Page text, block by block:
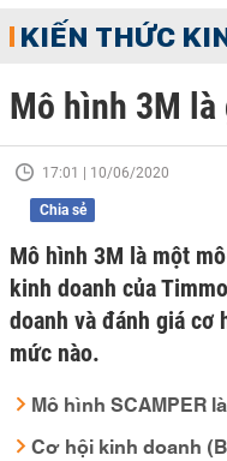
KIẾN THỨC
Mô hình 3M là
17:01 | 10/06/2020
Chia sẻ
Mô hình 3M là một
kinh doanh của
doanh và đánh giá cơ
mức nào.
Mô hình SCAMPER
Cơ hội kinh doanh